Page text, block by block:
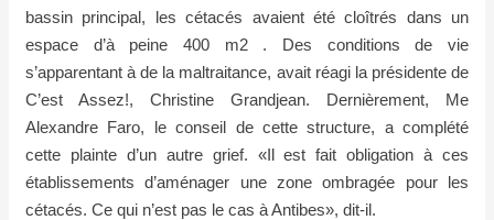
bassin principal, les cétacés avaient été cloîtrés dans un
espace d’à peine 400 m2 . Des conditions de vie
s’apparentant à de la maltraitance, avait réagi la présidente de
C’est Assez!, Christine Grandjean. Dernièrement, Me
Alexandre Faro, le conseil de cette structure, a complété
cette plainte d’un autre grief. «Il est fait obligation à ces
établissements d’aménager une zone ombragée pour les
cétacés. Ce qui n’est pas le cas à Antibes», dit-il.